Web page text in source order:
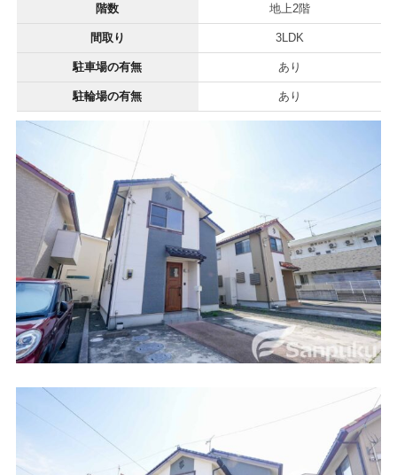
階数 地上2階
間取り 3LDK
駐車場の有無 あり
駐輪場の有無 あり